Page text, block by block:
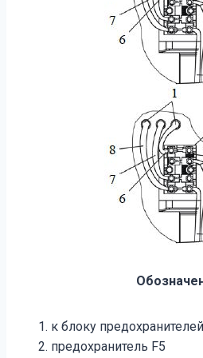
к блоку
предохранитель F5